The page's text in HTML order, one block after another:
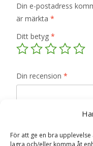
För att ge en bra
lagra och/eller komma åt
Din e-postadress
är märkta *
Ditt betyg *
Din recension *
Namn *